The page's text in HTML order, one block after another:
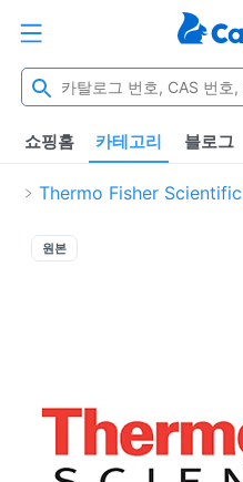
쇼핑홈 카테고리 블로그
Thermo Fisher Scientific
원본